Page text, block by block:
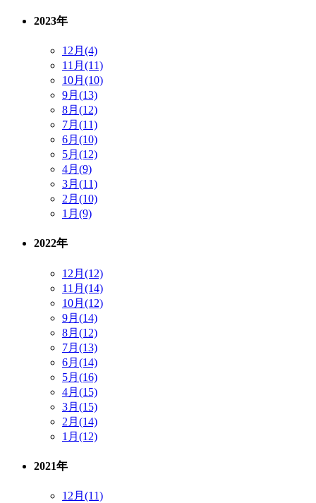
2023年
12月(4)
11月(11)
10月(10)
9月(13)
8月(12)
7月(11)
6月(10)
5月(12)
4月(9)
3月(11)
2月(10)
1月(9)
2022年
12月(12)
11月(14)
10月(12)
9月(14)
8月(12)
7月(13)
6月(14)
5月(16)
4月(15)
3月(15)
2月(14)
1月(12)
2021年
12月(11)